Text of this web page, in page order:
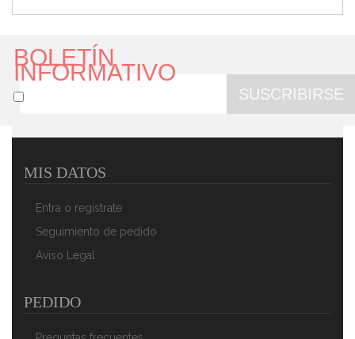
BOLETÍN
INFORMATIVO
SUSCRIBIRSE
MIS DATOS
Entra o regístrate
Seguimiento de pedido
Aviso Legal
PEDIDO